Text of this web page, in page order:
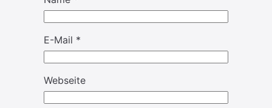
E-Mail *
Webseite